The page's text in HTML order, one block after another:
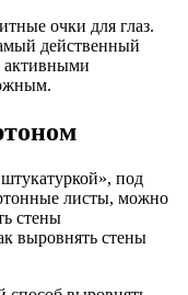
очки для глаз.
действенный
активными
под
листы, можно
стены
выровнять стены